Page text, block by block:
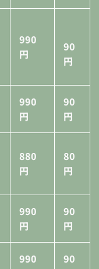
990
円
90
円
990
円
90
円
880
円
80
円
990
円
90
円
990
90